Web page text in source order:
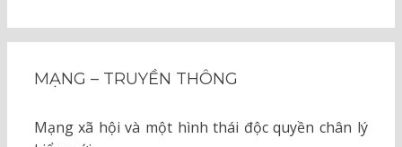
MẠNG – TRUYỀN THÔNG
Mạng xã hội và một hình thái độc quyền chân lý